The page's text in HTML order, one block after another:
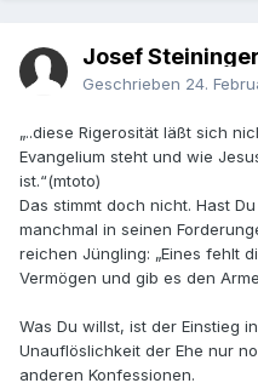
Josef Steininger
Geschrieben 24.
„..diese Rigerosität läßt sich
Evangelium steht und wie
ist.“(mtoto)
Das stimmt doch nicht. Hast
manchmal in seinen
reichen Jüngling: „Eines fehlt
Vermögen und gib es den
Was Du willst, ist der Einstieg
Unauflöslichkeit der Ehe nur
anderen Konfessionen.